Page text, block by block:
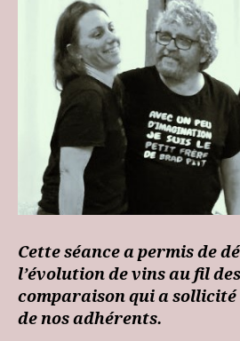
Cette séance a permis de
l’évolution de vins au fil
comparaison qui a
de nos adhérents.